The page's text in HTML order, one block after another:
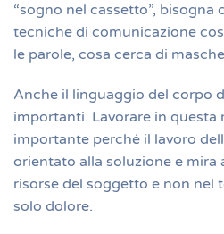
“sogno nel cassetto”, bisogna
tecniche di comunicazione
le parole, cosa cerca di
Anche il linguaggio del corpo
importanti. Lavorare in questa
importante perché il lavoro
orientato alla soluzione e mira
risorse del soggetto e non nel
solo dolore.